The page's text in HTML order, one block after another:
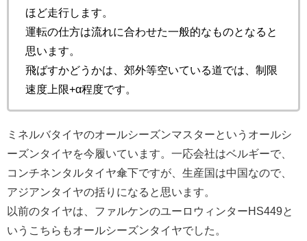
ほど走行します。
運転の仕方は流れに合わせた一般的なものとなると
思います。
飛ばすかどうかは、郊外等空いている道では、制限
速度上限+α程度です。
ミネルバタイヤのオールシーズンマスターというオールシ
ーズンタイヤを今履いています。一応会社はベルギーで、
コンチネンタルタイヤ傘下ですが、生産国は中国なので、
アジアンタイヤの括りになると思います。
以前のタイヤは、ファルケンのユーロウィンターHS449と
いうこちらもオールシーズンタイヤでした。